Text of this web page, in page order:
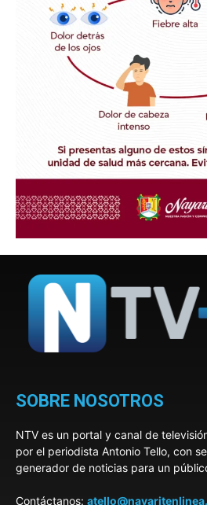
SOBRE NOSOTROS
NTV es un portal y canal de
por el periodista Antonio Tello, con
generador de noticias para un
Contáctanos: